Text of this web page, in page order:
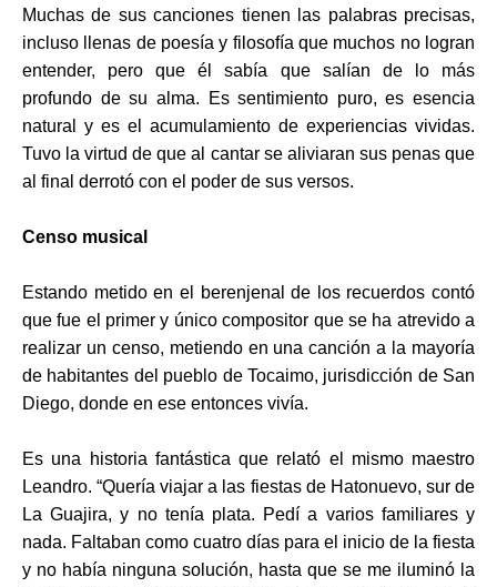
Muchas de sus canciones tienen las palabras precisas,
incluso llenas de poesía y filosofía que muchos no l ogran
entender, pero que él sabía que salían de lo más
profundo de su alma. Es sentimiento puro, es esencia
natural y es el acumulamiento de experiencias vividas.
Tuvo la virtud de que al cantar se aliviaran sus penas que
al final derrotó con el poder de sus versos.
Censo musical
Estando metido en el berenjenal de los recuerdos contó
que fue el primer y único compositor que se ha atrevido a
realizar un censo, metiendo en una canción a la mayoría
de habitantes del pueblo de Tocaimo, jurisdicción de San
Diego, donde en ese entonces vivía.
Es una historia fantástica que relató el mismo maestro
Leandro. “Quería viajar a las fiestas de Hatonuevo, sur de
La Guajira, y no tenía plata. Pedí a varios familiares y
nada. Faltaban como cuatro días para el inicio de la fiesta
y no había ninguna solución, hasta que se me iluminó la